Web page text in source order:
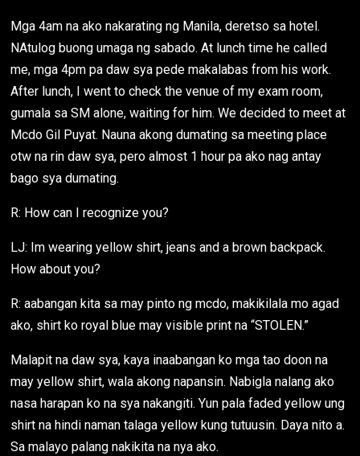
Mga 4am na ako nakarating ng Manila, deretso sa hotel.
NAtulog buong umaga ng sabado. At lunch time he called
me, mga 4pm pa daw sya pede makalabas from his work.
After lunch, I went to check the venue of my exam room,
gumala sa SM alone, waiting for him. We decided to meet at
Mcdo Gil Puyat. Nauna akong dumating sa meeting place
otw na rin daw sya, pero almost 1 hour pa ako nag antay
bago sya dumating.
R: How can I recognize you?
LJ: Im wearing yellow shirt, jeans and a brown backpack.
How about you?
R: aabangan kita sa may pinto ng mcdo, makikilala mo agad
ako, shirt ko royal blue may visible print na “STOLEN.”
Malapit na daw sya, kaya inaabangan ko mga tao doon na
may yellow shirt, wala akong napansin. Nabigla nalang ako
nasa harapan ko na sya nakangiti. Yun pala faded yellow ung
shirt na hindi naman talaga yellow kung tutuusin. Daya nito a.
Sa malayo palang nakikita na nya ako.